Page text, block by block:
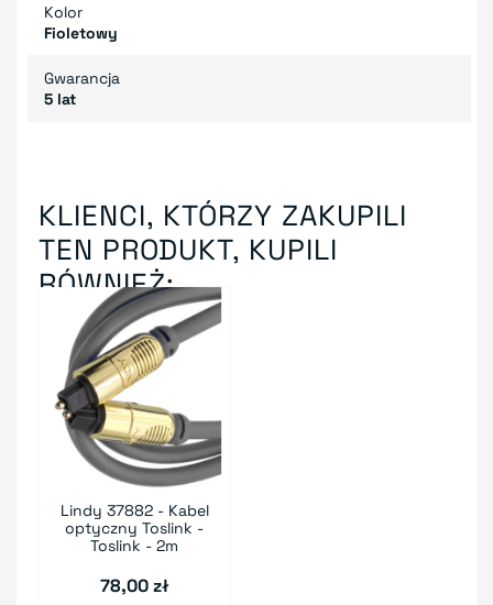
Kolor
Fioletowy
Gwarancja
5 lat
KLIENCI, KTÓRZY ZAKUPILI
TEN PRODUKT, KUPILI
RÓWNIEŻ:
Lindy 37882 - Kabel
optyczny Toslink -
Toslink - 2m
78,00 zł